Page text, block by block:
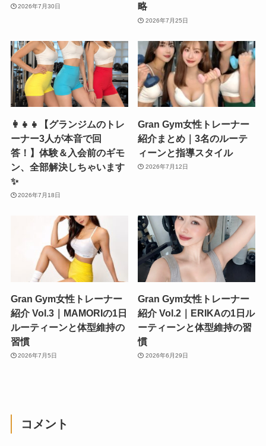
2026年7月30日
略
2026年7月25日
👩‍👧‍👧【グランジムのトレ
ーナー3人が本音で回
答！】体験＆入会前のギモ
ン、全部解決しちゃいます
✨
2026年7月18日
Gran Gym女性トレーナー
紹介まとめ｜3名のルーテ
ィーンと指導スタイル
2026年7月12日
Gran Gym女性トレーナー
紹介 Vol.3｜MAMORIの1日
ルーティーンと体型維持の
習慣
2026年7月5日
Gran Gym女性トレーナー
紹介 Vol.2｜ERIKAの1日ル
ーティーンと体型維持の習
慣
2026年6月29日
コメント